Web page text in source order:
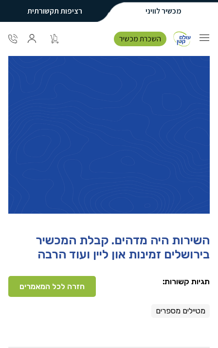
מכשיר לוויני רציפות תקשורתית
השכרת מכשיר
השירות היה מדהים. קבלת המכשיר
בירושלים זמינות און ליין ועוד הרבה
תגיות קשורות:
חזרה לכל המאמרים
מטיילים מספרים